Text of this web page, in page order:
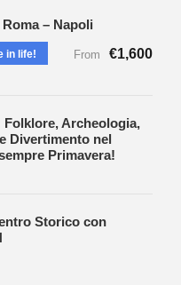
– Napoli
in life! From €1,600
Folklore, Archeologia,
Divertimento nel
Primavera!
Storico con